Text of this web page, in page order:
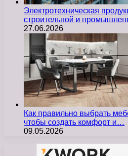
Электротехническая
строительной и
27.06.2026
Как правильно выбрать
чтобы создать комфорт и…
09.05.2026